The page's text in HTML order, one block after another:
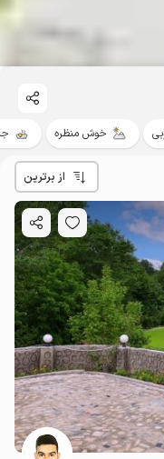
خوش منظره
از برترین